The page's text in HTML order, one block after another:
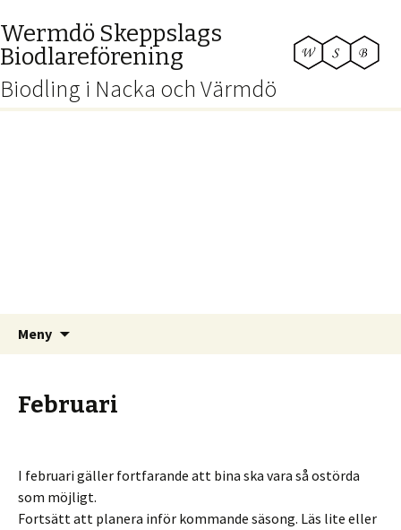
Wermdö Skeppslags
Biodlareförening
Biodling i Nacka och Värmdö
Meny
Februari
I februari gäller fortfarande att bina ska vara så ostörda
som möjligt.
Fortsätt att planera inför kommande säsong. Läs lite eller